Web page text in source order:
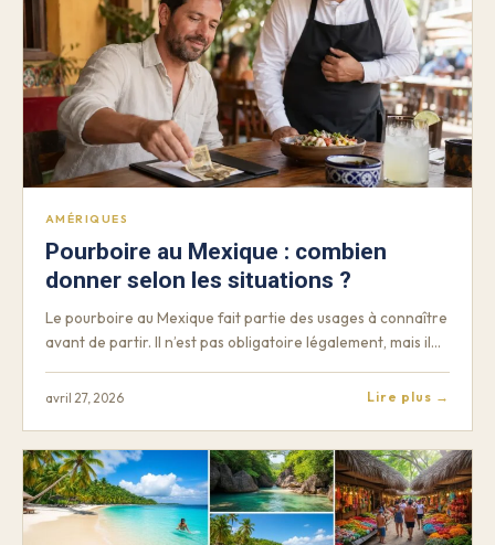
AMÉRIQUES
Pourboire au Mexique : combien
donner selon les situations ?
Le pourboire au Mexique fait partie des usages à connaître
avant de partir. Il n’est pas obligatoire légalement, mais il…
avril 27, 2026 Lire plus →